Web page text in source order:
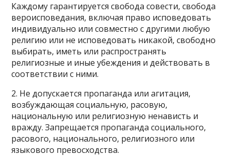
Каждому гарантируется свобода совести, свобода
вероисповедания, включая право исповедовать
индивидуально или совместно с другими любую
религию или не исповедовать никакой, свободно
выбирать, иметь или распространять
религиозные и иные убеждения и действовать в
соответствии с ними.
2. Не допускается пропаганда или агитация,
возбуждающая социальную, расовую,
национальную или религиозную ненависть и
вражду. Запрещается пропаганда социального,
расового, национального, религиозного или
языкового превосходства.